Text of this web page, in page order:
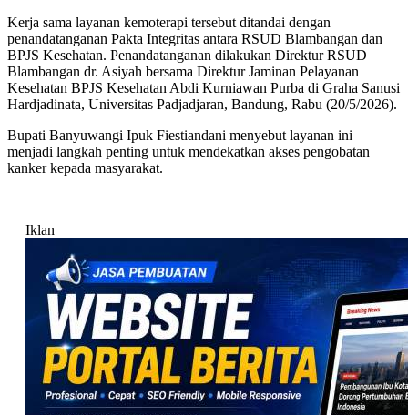
Kerja sama layanan kemoterapi tersebut ditandai dengan
penandatanganan Pakta Integritas antara RSUD Blambangan dan
BPJS Kesehatan. Penandatanganan dilakukan Direktur RSUD
Blambangan dr. Asiyah bersama Direktur Jaminan Pelayanan
Kesehatan BPJS Kesehatan Abdi Kurniawan Purba di Graha Sanusi
Hardjadinata, Universitas Padjadjaran, Bandung, Rabu (20/5/2026).
Bupati Banyuwangi Ipuk Fiestiandani menyebut layanan ini
menjadi langkah penting untuk mendekatkan akses pengobatan
kanker kepada masyarakat.
Iklan